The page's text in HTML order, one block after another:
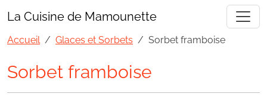
La Cuisine de Mamounette
Accueil Glaces et Sorbets Sorbet framboise
Sorbet framboise